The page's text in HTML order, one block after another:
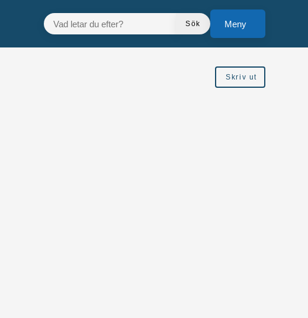
VAD LETAR DU EFTER?
Sök
Meny
Skriv ut